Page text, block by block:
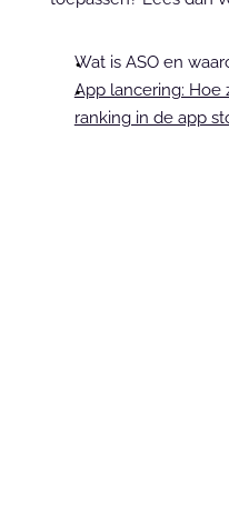
Wat is ASO en
App lancering: Hoe
ranking in de app